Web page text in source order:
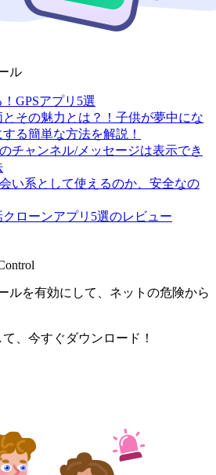
ル
GPSアプリ5選
その魅力とは？！子供が夢中にな
る簡単な方法を解説！
チャンネル/メッセージは表示でき
い系として使えるのか、安全なの
クローンアプリ5選のレビュー
ルを有効にして、ネットの危険から
、今すぐダウンロード！